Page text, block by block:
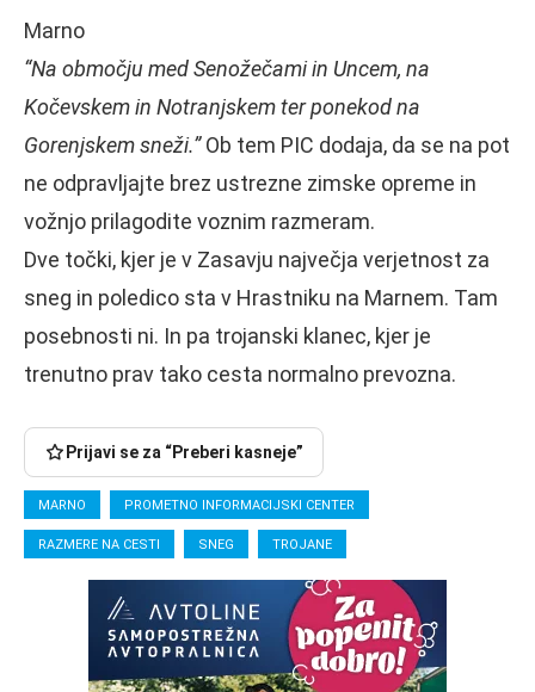
Marno
“Na območju med Senožečami in Uncem, na
Kočevskem in Notranjskem ter ponekod na
Gorenjskem sneži.”Ob tem PIC dodaja, da se na pot
ne odpravljajte brez ustrezne zimske opreme in
vožnjo prilagodite voznim razmeram.
Dve točki, kjer je v Zasavju največja verjetnost za
sneg in poledico sta v Hrastniku na Marnem. Tam
posebnosti ni. In pa trojanski klanec, kjer je
trenutno prav tako cesta normalno prevozna.
Prijavi se za “Preberi kasneje”
MARNO PROMETNO INFORMACIJSKI CENTER
RAZMERE NA CESTI SNEG TROJANE